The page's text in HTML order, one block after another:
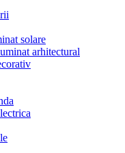
solare
arhitectural